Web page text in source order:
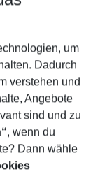
um
Dadurch
verstehen und
Angebote
sind und zu
, wenn du
Dann wähle